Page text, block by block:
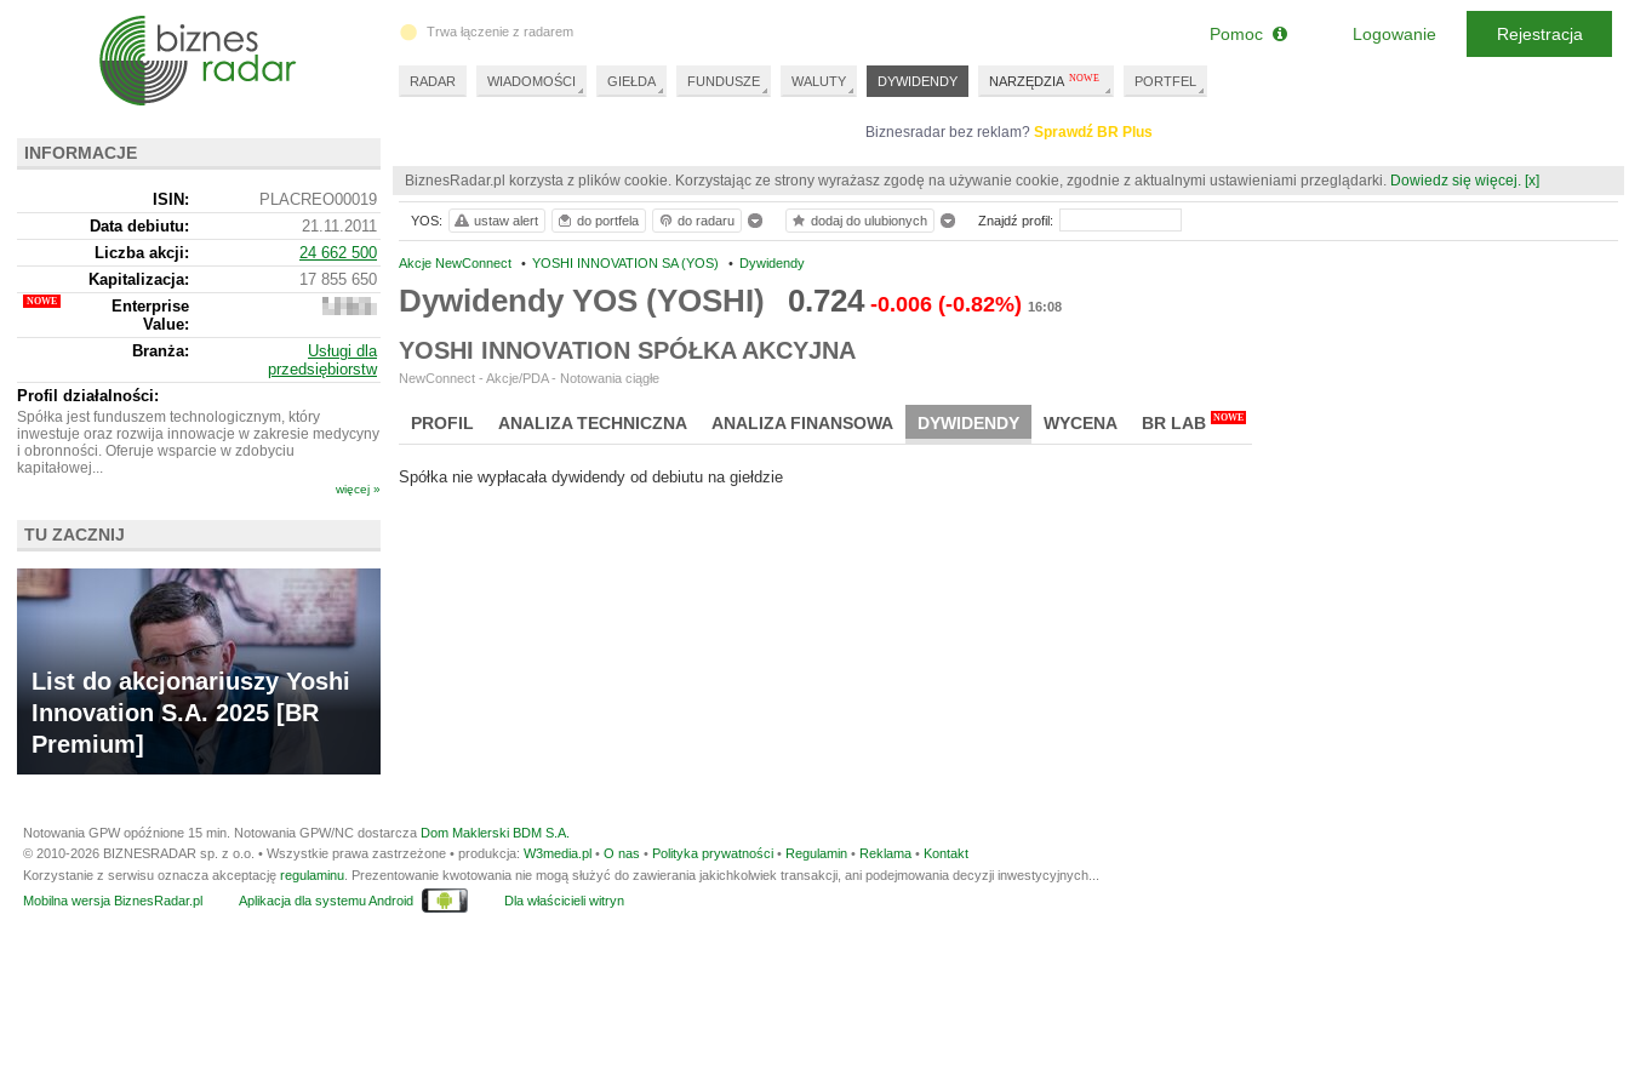
Biznesradar bez reklam? Sprawdź BR Plus
BiznesRadar.pl korzysta z plików cookie. Korzystając ze strony wyrażasz zgodę na używanie cookie, zgodnie z aktualnymi ustawieniami przeglądarki. Dowiedz się więcej. [x]
Akcje NewConnect • YOSHI INNOVATION SA (YOS) • Dywidendy
Dywidendy YOS (YOSHI) 0.724 -0.006 (-0.82%) 16:08
YOSHI INNOVATION SPÓŁKA AKCYJNA
NewConnect - Akcje/PDA - Notowania ciągłe
PROFIL ANALIZA TECHNICZNA ANALIZA FINANSOWA DYWIDENDY WYCENA BR LAB NOWE
Spółka nie wypłacała dywidendy od debiutu na giełdzie
YOS: ustaw alert do portfela do radaru dodaj do ulubionych Znajdź profil:
INFORMACJE
ISIN:
PLACREO00019
Data debiutu:
21.11.2011
Liczba akcji:
24 662 500
Kapitalizacja:
17 855 650
Enterprise
Value:
17
650
Branża:
Usługi dla
przedsiębiorstw
Profil działalności:
Spółka jest funduszem technologicznym, który
inwestuje oraz rozwija innowacje w zakresie medycyny
i obronności. Oferuje wsparcie w zdobyciu
kapitałowej...
więcej »
TU ZACZNIJ
List do akcjonariuszy Yoshi
Innovation S.A. 2025 [BR
Premium]
Trwa łączenie z radarem
RADAR WIADOMOŚCI GIEŁDA FUNDUSZE WALUTY DYWIDENDY NARZĘDZIA PORTFEL
Pomoc Logowanie Rejestracja
Notowania GPW opóźnione 15 min. Notowania GPW/NC dostarcza Dom Maklerski BDM S.A.
© 2010-2026 BIZNESRADAR sp. z o.o. • Wszystkie prawa zastrzeżone • produkcja: W3media.pl • O nas • Polityka prywatności • Regulamin • Reklama • Kontakt
Korzystanie z serwisu oznacza akceptację regulaminu . Prezentowanie kwotowania nie mogą służyć do zawierania jakichkolwiek transakcji, ani podejmowania decyzji inwestycyjnych...
Mobilna wersja BiznesRadar.pl
Aplikacja dla systemu Android Dla właścicieli witryn